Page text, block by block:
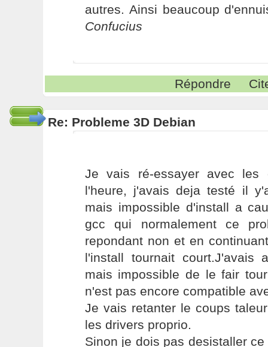
autres. Ainsi beaucoup
Confucius
Répondre
Re: Probleme 3D Debian
Je vais ré-essayer avec les
l'heure, j'avais deja testé il
mais impossible d'install a
gcc qui normalement ce
repondant non et en
l'install tournait court.J'avais
mais impossible de le fair
n'est pas encore compatible
Je vais retanter le coups
les drivers proprio.
Sinon je dois pas desistaller